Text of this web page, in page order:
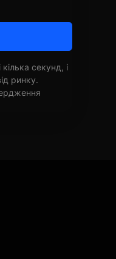
секунд, і
ринку.